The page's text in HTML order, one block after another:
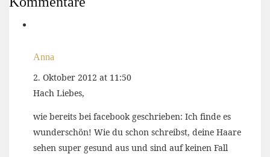
Anna
2. Oktober 2012 at 11:50
Hach Liebes,
wie bereits bei facebook geschrieben: Ich finde es
wunderschön! Wie du schon schreibst, deine Haare
sehen super gesund aus und sind auf keinen Fall